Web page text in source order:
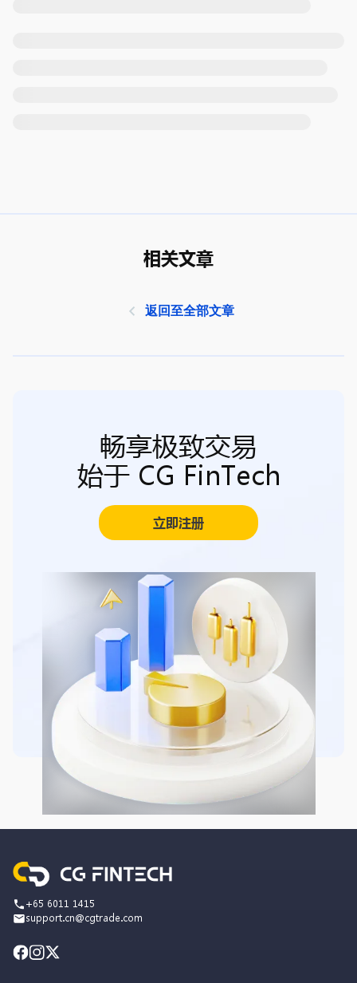
相关文章
返回至全部文章
畅享极致交易
始于 CG FinTech
立即注册
+65 6011 1415
support.cn@cgtrade.com